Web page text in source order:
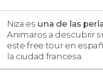
Niza es una de las
Animaros a descubrir
este free tour en
la ciudad francesa.